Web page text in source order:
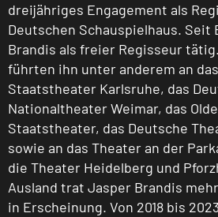
dreijähriges Engagement als
Deutschen Schauspielhaus. Seit
Brandis als freier Regisseur
führten ihn unter anderem an
Staatstheater Karlsruhe, das
Nationaltheater Weimar, das
Staatstheater, das Deutsche
sowie an das Theater an der
die Theater Heidelberg und
Ausland trat Jasper Brandis
in Erscheinung. Von 2018 bis